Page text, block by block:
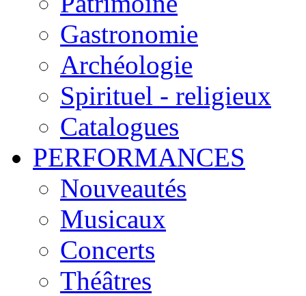
Gastronomie
Archéologie
Spirituel - religieux
Catalogues
PERFORMANCES
Nouveautés
Musicaux
Concerts
Théâtres